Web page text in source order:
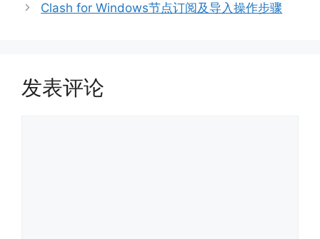
Clash for Windows节点订阅及导入操作步骤
发表评论